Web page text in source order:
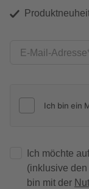
E-Mail-Adresse
Ich möchte
(inklusive
bin mit der